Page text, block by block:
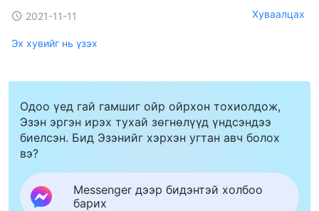
2021-11-11 Хуваалцах
Эх хувийг нь үзэх
Одоо үед гай гамшиг ойр ойрхон тохиолдож,
Эзэн эргэн ирэх тухай зөгнөлүүд үндсэндээ
биелсэн. Бид Эзэнийг хэрхэн угтан авч болох
вэ?
Messenger дээр бидэнтэй холбоо
барих